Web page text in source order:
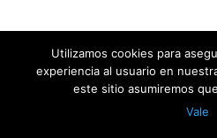
Utilizamos cookies para
experiencia al usuario en
este sitio asumiremos
Vale